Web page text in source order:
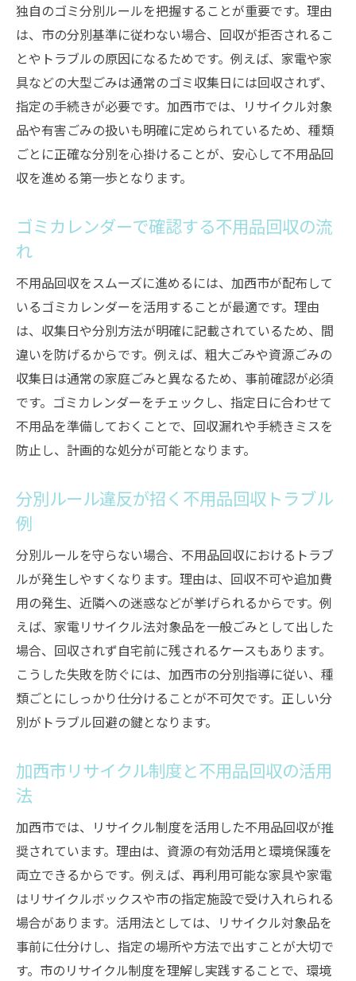
独自のゴミ分別ルールを把握することが重要です。理由
は、市の分別基準に従わない場合、回収が拒否されるこ
とやトラブルの原因になるためです。例えば、家電や家
具などの大型ごみは通常のゴミ収集日には回収されず、
指定の手続きが必要です。加西市では、リサイクル対象
品や有害ごみの扱いも明確に定められているため、種類
ごとに正確な分別を心掛けることが、安心して不用品回
収を進める第一歩となります。
ゴミカレンダーで確認する不用品回収の流
れ
不用品回収をスムーズに進めるには、加西市が配布して
いるゴミカレンダーを活用することが最適です。理由
は、収集日や分別方法が明確に記載されているため、間
違いを防げるからです。例えば、粗大ごみや資源ごみの
収集日は通常の家庭ごみと異なるため、事前確認が必須
です。ゴミカレンダーをチェックし、指定日に合わせて
不用品を準備しておくことで、回収漏れや手続きミスを
防止し、計画的な処分が可能となります。
分別ルール違反が招く不用品回収トラブル
例
分別ルールを守らない場合、不用品回収におけるトラブ
ルが発生しやすくなります。理由は、回収不可や追加費
用の発生、近隣への迷惑などが挙げられるからです。例
えば、家電リサイクル法対象品を一般ごみとして出した
場合、回収されず自宅前に残されるケースもあります。
こうした失敗を防ぐには、加西市の分別指導に従い、種
類ごとにしっかり仕分けることが不可欠です。正しい分
別がトラブル回避の鍵となります。
加西市リサイクル制度と不用品回収の活用
法
加西市では、リサイクル制度を活用した不用品回収が推
奨されています。理由は、資源の有効活用と環境保護を
両立できるからです。例えば、再利用可能な家具や家電
はリサイクルボックスや市の指定施設で受け入れられる
場合があります。活用法としては、リサイクル対象品を
事前に仕分けし、指定の場所や方法で出すことが大切で
す。市のリサイクル制度を理解し実践することで、環境